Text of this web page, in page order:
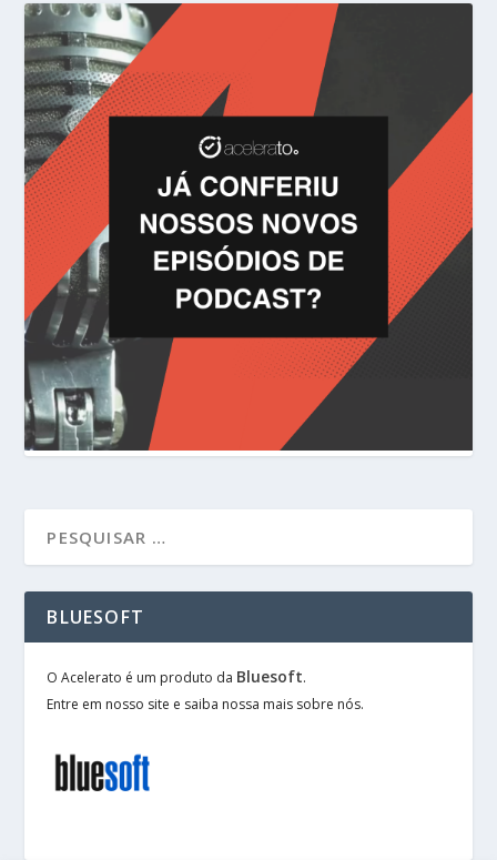
BLUESOFT
O Acelerato é um produto da Bluesoft.
Entre em nosso site e saiba nossa mais sobre nós.